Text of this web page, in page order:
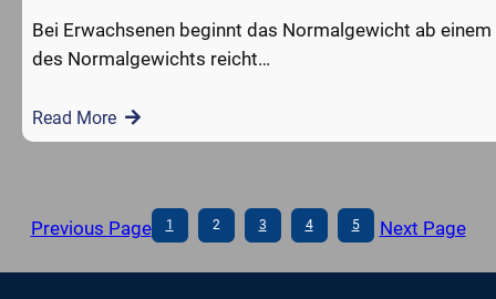
Bei Erwachsenen beginnt das Normalgewicht ab
des Normalgewichts reicht…
Read More
Previous Page 1 2 3 4 5 Next Page